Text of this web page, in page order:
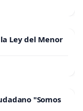
Ley del Menor
"Somos